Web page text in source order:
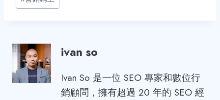
Tags:
ivan so
Ivan So 是一位 SEO 專家和數位行
銷顧問，擁有超過 20 年的 SEO 經